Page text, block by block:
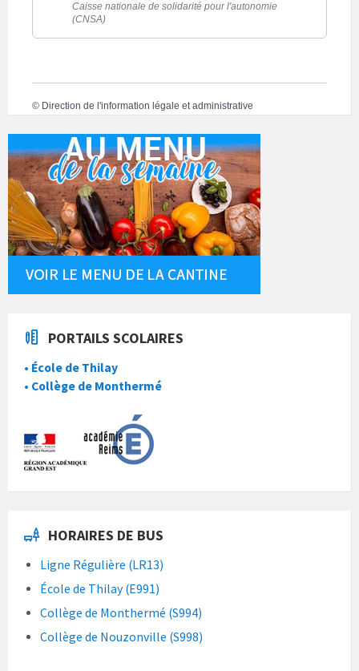
Caisse nationale de solidarité pour l'autonomie
(CNSA)
© Direction de l'information légale et administrative
PORTAILS SCOLAIRES
• École de Thilay
• Collège de Monthermé
HORAIRES DE BUS
Ligne Régulière (LR13)
École de Thilay (E991)
Collège de Monthermé (S994)
Collège de Nouzonville (S998)